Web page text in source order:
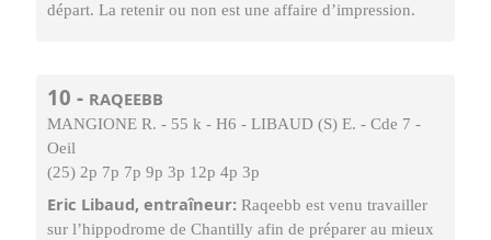
départ. La retenir ou non est une affaire d’impression.
10 - RAQEEBB
MANGIONE R. - 55 k - H6 - LIBAUD (S) E. - Cde 7 -
Oeil
(25) 2p 7p 7p 9p 3p 12p 4p 3p
Eric Libaud, entraîneur: Raqeebb est venu travailler
sur l’hippodrome de Chantilly afin de préparer au mieux